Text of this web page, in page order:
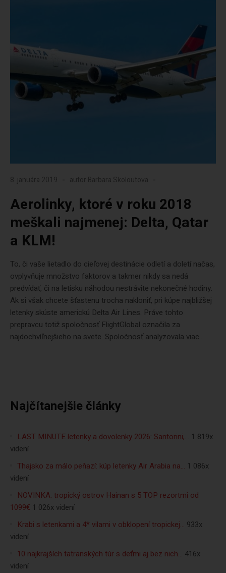
8. januára 2019 autor Barbara Skoloutova
Aerolinky, ktoré v roku 2018
meškali najmenej: Delta, Qatar
a KLM!
To, či vaše lietadlo do cieľovej destinácie odletí a doletí načas,
ovplyvňuje množstvo faktorov a takmer nikdy sa nedá
predvídať, či na letisku náhodou nestrávite nekonečné hodiny.
Ak si však chcete šťastenu trocha nakloniť, pri kúpe najbližšej
letenky skúste americkú Delta Air Lines. Práve tohto
prepravcu totiž spoločnosť FlightGlobal označila za
najdochvíľnejšieho na svete. Spoločnosť analyzovala viac...
Najčítanejšie články
LAST MINUTE letenky a dovolenky 2026: Santorini,… 1 819x
videní
Thajsko za málo peňazí: kúp letenky Air Arabia na… 1 086x
videní
NOVINKA: tropický ostrov Hainan s 5 TOP rezortmi od
1099€ 1 026x videní
Krabi s letenkami a 4* vilami v obklopení tropickej… 933x
videní
10 najkrajších tatranských túr s deťmi aj bez nich… 416x
videní